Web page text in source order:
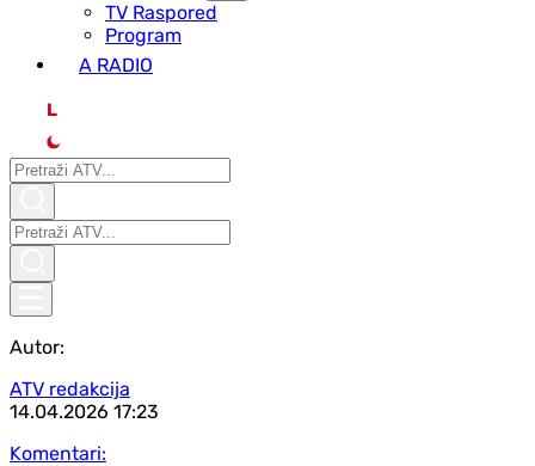
ТV Raspored
Program
A RADIO
L
Autor:
ATV redakcija
14.04.2026 17:23
Komentari: